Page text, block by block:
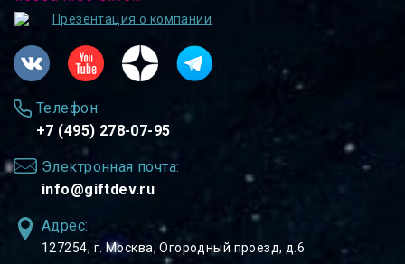
Презентация о компании
Телефон:
+7 (495) 278-07-95
Электронная почта:
info@giftdev.ru
Адрес:
127254, ⁠г. Москва, Огородный проезд, д.6